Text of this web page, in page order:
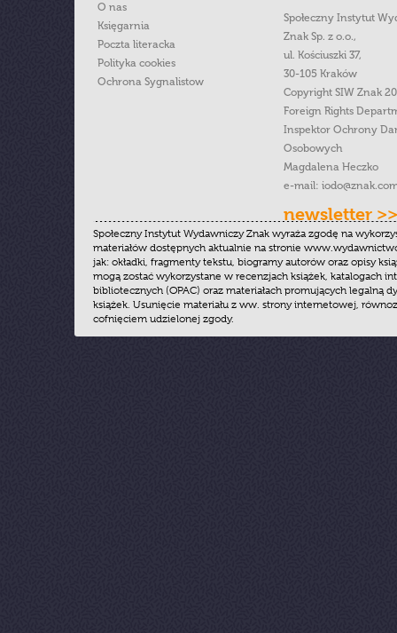
O nas
Księgarnia
Poczta literacka
Polityka cookies
Ochrona Sygnalistow
Społeczny Instytut
Znak Sp. z o.o.,
ul. Kościuszki 37,
30-105 Kraków
Copyright SIW Znak
Foreign Rights
Inspektor Ochrony
Osobowych
Magdalena Heczko
e-mail:
newsletter >>
Społeczny Instytut Wydawniczy Znak wyraża zgodę na
materiałów dostępnych aktualnie na stronie
jak: okładki, fragmenty tekstu, biogramy autorów oraz opisy
mogą zostać wykorzystane w recenzjach książek, katalogach
bibliotecznych (OPAC) oraz materiałach promujących legalną
książek. Usunięcie materiału z ww. strony internetowej,
cofnięciem udzielonej zgody.